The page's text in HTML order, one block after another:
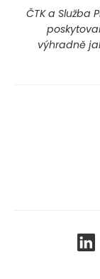
ČTK a Služba
výhradně